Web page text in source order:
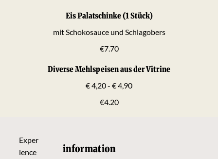
Eis Palatschinke (1 Stück)
mit Schokosauce und Schlagobers
€7.70
Diverse Mehlspeisen aus der Vitrine
€ 4,20 - € 4,90
€4.20
Exper
ience
information